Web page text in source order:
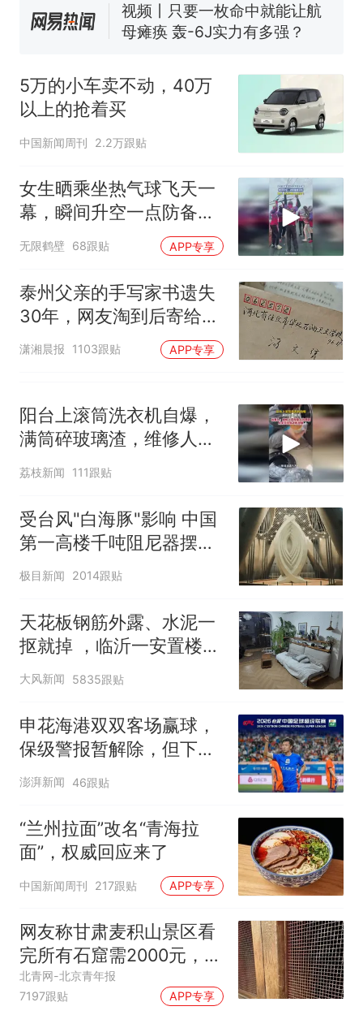
视频丨只要一枚命中就能让航
母瘫痪 轰-6J实力有多强？
年，网友淘到后寄给女儿：花
鸟市场搬了，但爱还在
热
十多万人报名的考试，成绩
全部作废，公平么？
5万的小车卖不动，40万
以上的抢着买
中国新闻周刊 2.2万跟贴
女生晒乘坐热气球飞天一
幕，瞬间升空一点防备都
没有
无限鹤壁 68跟贴 APP专享
泰州父亲的手写家书遗失
30年，网友淘到后寄给女
儿：花鸟市场搬了，但爱
潇湘晨报 1103跟贴 APP专享
阳台上滚筒洗衣机自爆，
满筒碎玻璃渣，维修人员
称是人为原因，从未见过
荔枝新闻 111跟贴
受台风"白海豚"影响 中国
第一高楼千吨阻尼器摆动
明显
极目新闻 2014跟贴
天花板钢筋外露、水泥一
抠就掉 ，临沂一安置楼交
房半年即被鉴定存安全隐
患；楼体至今未加固，仍
有居民常住
大风新闻 5835跟贴
申花海港双双客场赢球，
保级警报暂解除，但下一
轮才是生死战
澎湃新闻 46跟贴
“兰州拉面”改名“青海拉
面”，权威回应来了
中国新闻周刊 217跟贴 APP专享
网友称甘肃麦积山景区看
完所有石窟需2000元，景
区：部分石窟受特别保
护，游客可按需买
北青网-北京青年报
7197跟贴
APP专享